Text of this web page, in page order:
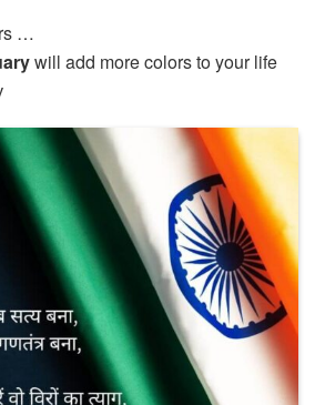
…
will add more colors to your life